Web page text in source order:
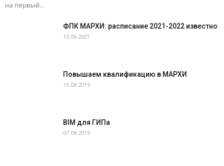
на первый...
ФПК МАРХИ: расписание 2021-2022 известно
10.06.2021
Повышаем квалификацию в МАРХИ
15.08.2019
BIM для ГИПа
07.08.2019